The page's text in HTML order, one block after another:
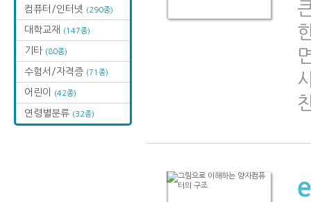
컴퓨터/인터넷 (290종)
대학교재 (147종)
기타 (80종)
수험서/자격증 (71종)
어린이 (42종)
연령별분류 (32종)